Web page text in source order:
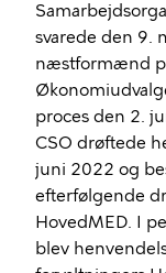
svarede den 9.
næstformænd
proces den 2.
CSO drøftede
juni 2022 og
efterfølgende
HovedMED. I
blev